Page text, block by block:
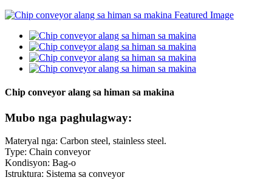
Chip conveyor alang sa himan sa makina
Mubo nga paghulagway:
Materyal nga: Carbon steel, stainless steel.
Type: Chain conveyor
Kondisyon: Bag-o
Istruktura: Sistema sa conveyor